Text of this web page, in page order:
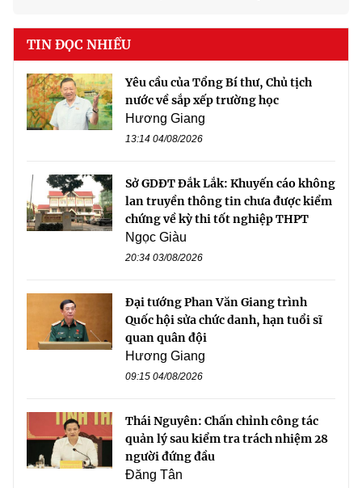
TIN ĐỌC NHIỀU
Yêu cầu của Tổng Bí thư, Chủ tịch
nước về sắp xếp trường học
Hương Giang
13:14 04/08/2026
Sở GDĐT Đắk Lắk: Khuyến cáo không
lan truyền thông tin chưa được kiểm
chứng về kỳ thi tốt nghiệp THPT
Ngọc Giàu
20:34 03/08/2026
Đại tướng Phan Văn Giang trình
Quốc hội sửa chức danh, hạn tuổi sĩ
quan quân đội
Hương Giang
09:15 04/08/2026
Thái Nguyên: Chấn chỉnh công tác
quản lý sau kiểm tra trách nhiệm 28
người đứng đầu
Đăng Tân